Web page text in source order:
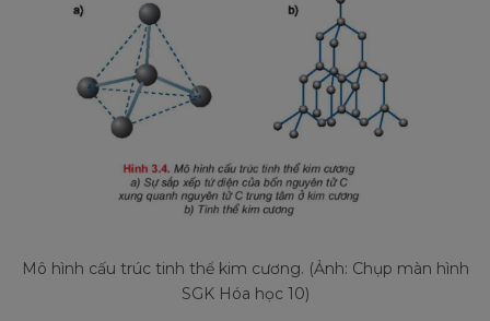
Mô hình cấu trúc tinh thể kim cương. (Ảnh: Chụp màn hình
SGK Hóa học 10)